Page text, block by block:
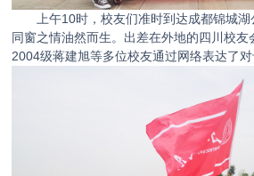
上午10时，校友们准时到达成都锦城湖
同窗之情油然而生。出差在外地的四川校友
2004级蒋建旭等多位校友通过网络表达了对